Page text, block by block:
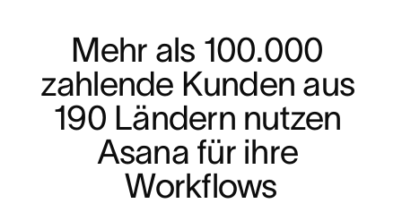
Mehr als 100.000
zahlende Kunden aus
190 Ländern nutzen
Asana für ihre
Workflows